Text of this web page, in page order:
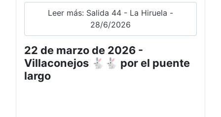
Leer más: Salida 44 - La Hiruela -
28/6/2026
22 de marzo de 2026 -
Villaconejos 🐇🐇 por el puente
largo